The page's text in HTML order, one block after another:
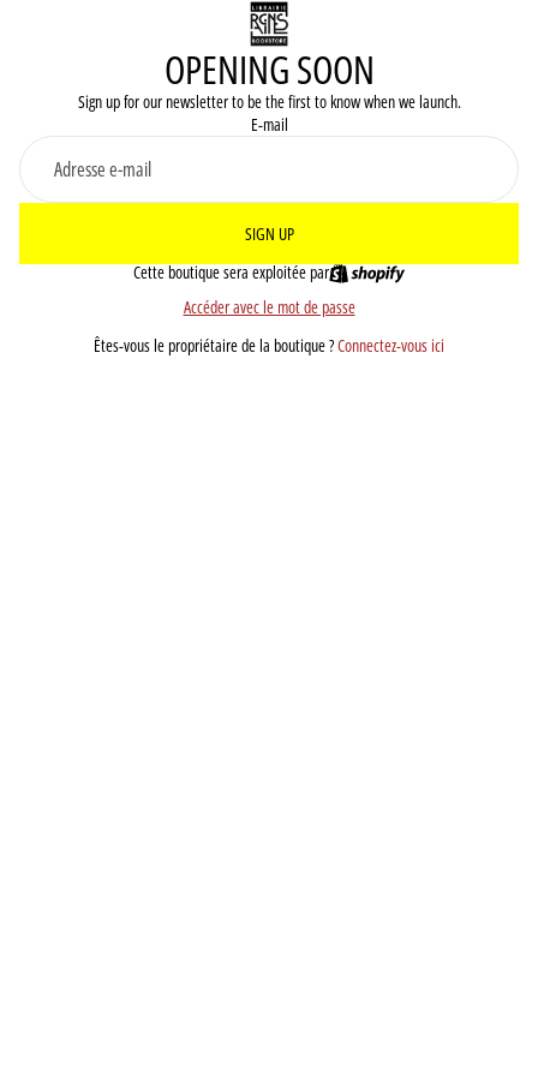
OPENING SOON
Sign up for our newsletter to be the first to know when we launch.
E-mail
SIGN UP
Cette boutique sera exploitée par
Accéder avec le mot de passe
Êtes-vous le propriétaire de la boutique ?Connectez-vous ici